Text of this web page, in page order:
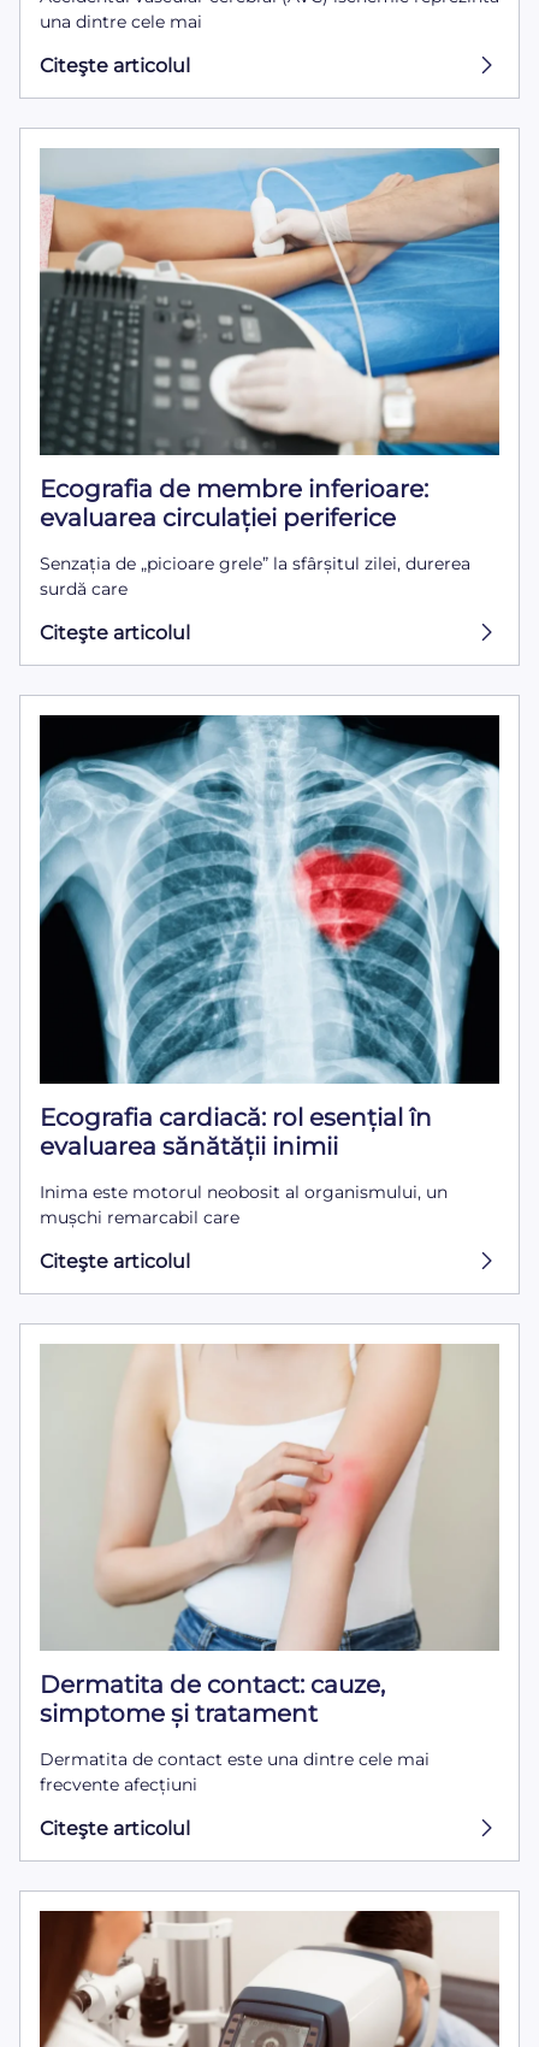
una dintre cele mai
Citeşte articolul
Ecografia de membre inferioare:
evaluarea circulației periferice
Senzația de „picioare grele” la sfârșitul zilei, durerea
surdă care
Citeşte articolul
Ecografia cardiacă: rol esențial în
evaluarea sănătății inimii
Inima este motorul neobosit al organismului, un
mușchi remarcabil care
Citeşte articolul
Dermatita de contact: cauze,
simptome și tratament
Dermatita de contact este una dintre cele mai
frecvente afecțiuni
Citeşte articolul